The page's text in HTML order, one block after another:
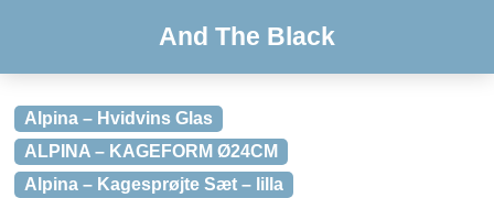
And The Black
Alpina – Hvidvins Glas
ALPINA – KAGEFORM Ø24CM
Alpina – Kagesprøjte Sæt – lilla